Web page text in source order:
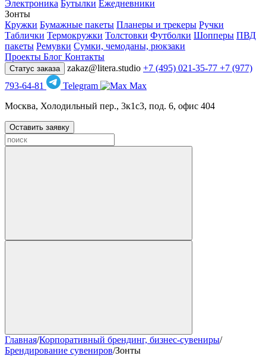
Электроника Бутылки Ежедневники
Зонты
Кружки Бумажные пакеты Планеры и трекеры Ручки
Таблички Термокружки Толстовки Футболки Шопперы ПВД
пакеты Ремувки Сумки, чемоданы, рюкзаки
Проекты Блог Контакты
Статус заказа zakaz@litera.studio +7 (495) 021-35-77 +7 (977)
793-64-81
Telegram
Max
Москва, Холодильный пер., 3к1с3, под. 6, офис 404
Оставить заявку
Главная/Корпоративный брендинг, бизнес-сувениры/
Брендирование сувениров/Зонты